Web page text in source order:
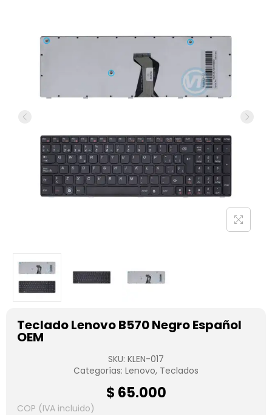
Teclado Lenovo B570 Negro Español
OEM
SKU: KLEN-017
Categorías: Lenovo, Teclados
$ 65.000
COP (IVA incluido)